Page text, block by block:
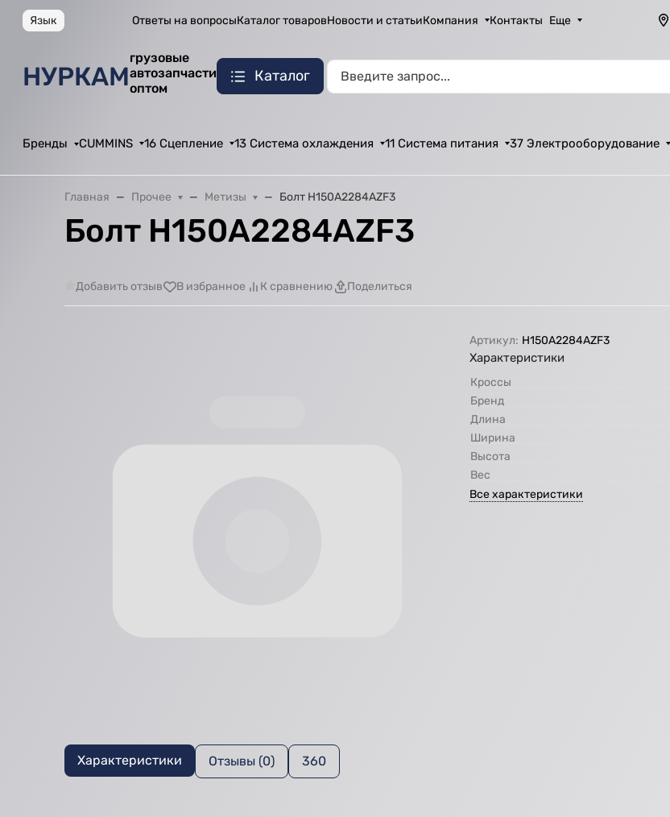
Язык Ответы на вопросыКаталог товаровНовости и статьиКомпания Контакты Еще
НУРКАМ
грузовые
автозапчасти
оптом
Каталог
Бренды CUMMINS 16 Сцепление 13 Система охлаждения 11 Система питания 37 Электрооборудование
Главная Прочее Метизы Болт H150A2284AZF3
Болт H150A2284AZF3
Добавить отзыв В избранное К сравнению Поделиться
Артикул: H150A2284AZF3
Характеристики
Кроссы
Бренд
Длина
Ширина
Высота
Вес
Все характеристики
Характеристики Отзывы (0) 360